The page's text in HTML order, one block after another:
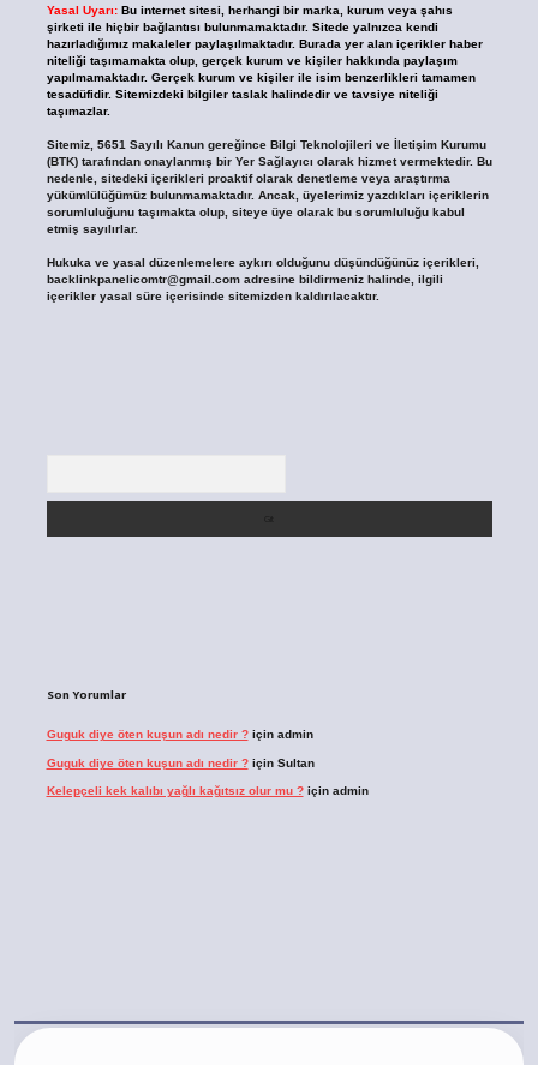
Yasal Uyarı: Bu internet sitesi, herhangi bir marka, kurum veya şahıs
şirketi ile hiçbir bağlantısı bulunmamaktadır. Sitede yalnızca kendi
hazırladığımız makaleler paylaşılmaktadır. Burada yer alan içerikler haber
niteliği taşımamakta olup, gerçek kurum ve kişiler hakkında paylaşım
yapılmamaktadır. Gerçek kurum ve kişiler ile isim benzerlikleri tamamen
tesadüfidir. Sitemizdeki bilgiler taslak halindedir ve tavsiye niteliği
taşımazlar.
Sitemiz, 5651 Sayılı Kanun gereğince Bilgi Teknolojileri ve İletişim Kurumu
(BTK) tarafından onaylanmış bir Yer Sağlayıcı olarak hizmet vermektedir. Bu
nedenle, sitedeki içerikleri proaktif olarak denetleme veya araştırma
yükümlülüğümüz bulunmamaktadır. Ancak, üyelerimiz yazdıkları içeriklerin
sorumluluğunu taşımakta olup, siteye üye olarak bu sorumluluğu kabul
etmiş sayılırlar.
Hukuka ve yasal düzenlemelere aykırı olduğunu düşündüğünüz içerikleri,
backlinkpanelicomtr@gmail.comadresine bildirmeniz halinde, ilgili
içerikler yasal süre içerisinde sitemizden kaldırılacaktır.
Son Yorumlar
Guguk diye öten kuşun adı nedir ?için admin
Guguk diye öten kuşun adı nedir ?için Sultan
Kelepçeli kek kalıbı yağlı kağıtsız olur mu ?için admin